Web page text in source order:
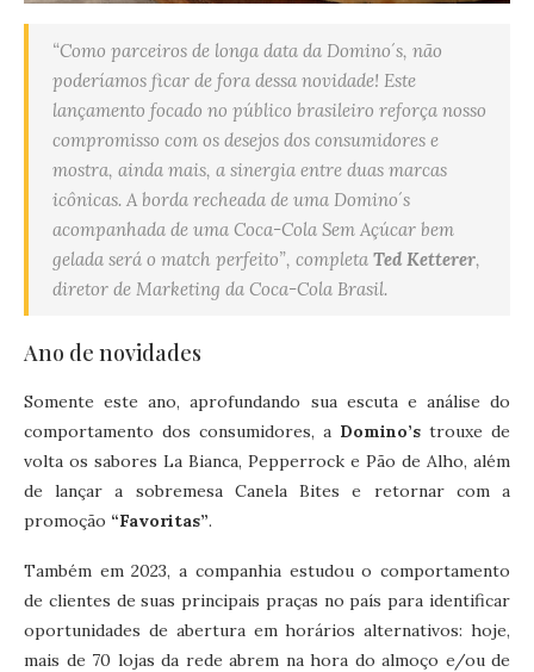
“Como parceiros de longa data da Domino´s, não
poderíamos ficar de fora dessa novidade! Este
lançamento focado no público brasileiro reforça nosso
compromisso com os desejos dos consumidores e
mostra, ainda mais, a sinergia entre duas marcas
icônicas. A borda recheada de uma Domino´s
acompanhada de uma Coca-Cola Sem Açúcar bem
gelada será o match perfeito”, completa Ted Ketterer,
diretor de Marketing da Coca-Cola Brasil.
Ano de novidades
Somente este ano, aprofundando sua escuta e análise do
comportamento dos consumidores, a Domino’s trouxe de
volta os sabores La Bianca, Pepperrock e Pão de Alho, além
de lançar a sobremesa Canela Bites e retornar com a
promoção “Favoritas”.
Também em 2023, a companhia estudou o comportamento
de clientes de suas principais praças no país para identificar
oportunidades de abertura em horários alternativos: hoje,
mais de 70 lojas da rede abrem na hora do almoço e/ou de